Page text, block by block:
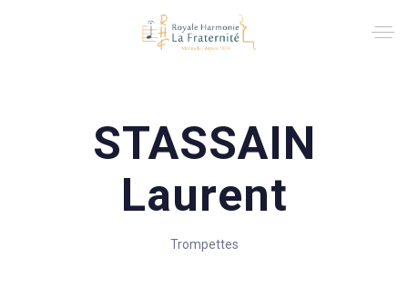
STASSAIN
Laurent
Trompettes